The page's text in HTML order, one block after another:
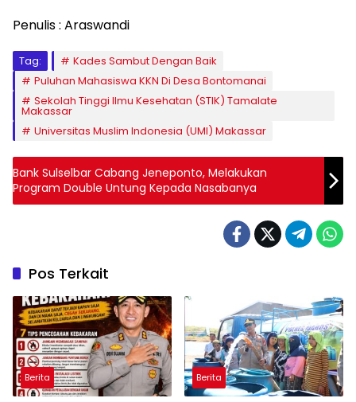
Penulis : Araswandi
Tag:
Kades Sambut Dengan Baik
Puluhan Mahasiswa KKN Di Desa Bontomanai
Sekolah Tinggi Ilmu Kesehatan (STIK) Tamalate
Makassar
Universitas Muslim Indonesia (UMI) Makassar
Bank Sulselbar Cabang Jeneponto, Melakukan
Program Double Untung Kepada Nasabanya
Pos Terkait
Berita Berita